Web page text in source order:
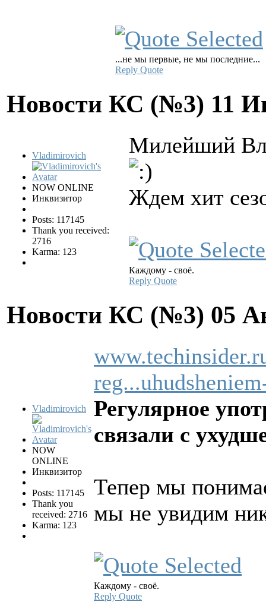
...не мы первые, не мы последние...
Reply Quote
Новости КС (№3) 11
Vladimirovich
NOW ONLINE
Инквизитор
Posts: 117145
Thank you received:
2716
Karma: 123
Милейший
Ждем хит
Каждому - своё.
Reply Quote
Новости КС (№3) 05
Vladimirovich
NOW
ONLINE
Инквизитор
Posts: 117145
Thank you
received: 2716
Karma: 123
Регулярное
связали с
Тепер мы
мы не увидим
Каждому - своё.
Reply Quote